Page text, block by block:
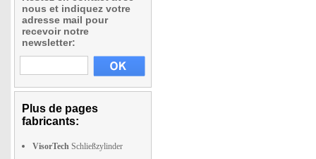
nous et indiquez votre
adresse mail pour
recevoir notre
newsletter:
Plus de pages
fabricants:
VisorTech Schließzylinder